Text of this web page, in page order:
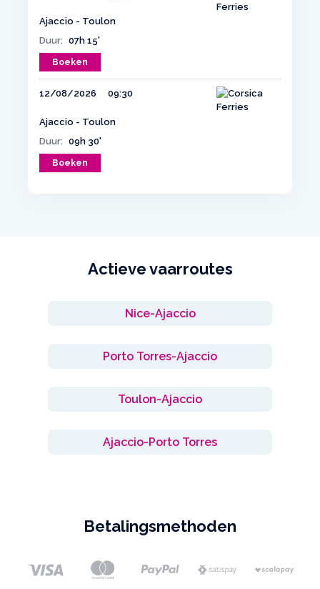
Ajaccio - Toulon
Duur: 07h 15'
Boeken
12/08/2026 09:30
Ajaccio - Toulon
Duur: 09h 30'
Boeken
Actieve vaarroutes
Nice-Ajaccio
Porto Torres-Ajaccio
Toulon-Ajaccio
Ajaccio-Porto Torres
Betalingsmethoden